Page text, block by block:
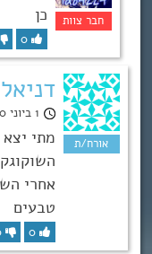
כן
0
1 ביוני 2020, 21:08
אחרי
טבעים
0